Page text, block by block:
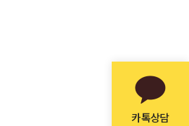
카톡상담